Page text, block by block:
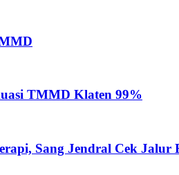
TMMD Klaten 99%
Sang Jendral Cek Jalur